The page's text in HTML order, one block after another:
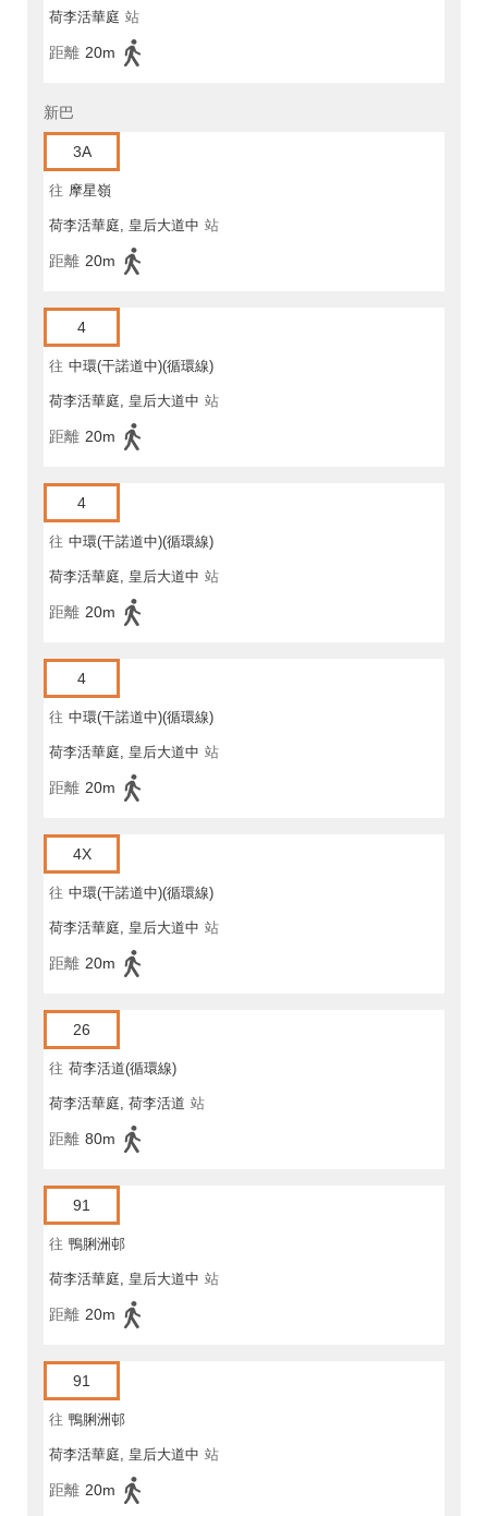
荷李活華庭 站
距離 20m
新巴
3A
往 摩星嶺
荷李活華庭, 皇后大道中 站
距離 20m
4
往 中環(干諾道中)(循環線)
荷李活華庭, 皇后大道中 站
距離 20m
4
往 中環(干諾道中)(循環線)
荷李活華庭, 皇后大道中 站
距離 20m
4
往 中環(干諾道中)(循環線)
荷李活華庭, 皇后大道中 站
距離 20m
4X
往 中環(干諾道中)(循環線)
荷李活華庭, 皇后大道中 站
距離 20m
26
往 荷李活道(循環線)
荷李活華庭, 荷李活道 站
距離 80m
91
往 鴨脷洲邨
荷李活華庭, 皇后大道中 站
距離 20m
91
往 鴨脷洲邨
荷李活華庭, 皇后大道中 站
距離 20m